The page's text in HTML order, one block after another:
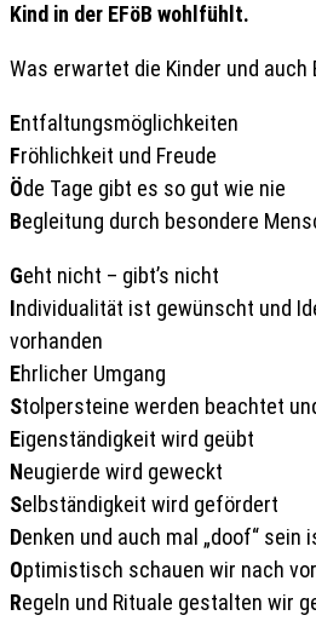
Kind in der EFöB wohlfühlt.
Was erwartet die Kinder und auch
Entfaltungsmöglichkeiten
Fröhlichkeit und Freude
Öde Tage gibt es so gut wie nie
Begleitung durch besondere
Geht nicht – gibt’s nicht
Individualität ist gewünscht und
vorhanden
Ehrlicher Umgang
Stolpersteine werden beachtet
Eigenständigkeit wird geübt
Neugierde wird geweckt
Selbständigkeit wird gefördert
Denken und auch mal „doof“ sein
Optimistisch schauen wir nach
Regeln und Rituale gestalten wir